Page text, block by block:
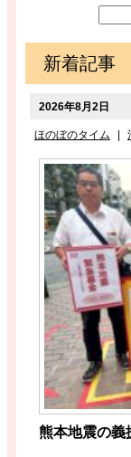
新着記事
2026年8月2日
ほのぼのタイム |
熊本地震の